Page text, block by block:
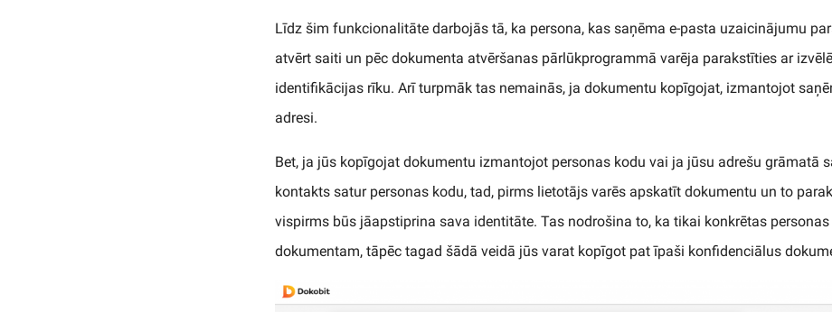
Līdz šim funkcionalitāte darbojās tā, ka persona, kas saņēma e-pasta uzaicinājumu
atvērt saiti un pēc dokumenta atvēršanas pārlūkprogrammā varēja parakstīties ar
identifikācijas rīku. Arī turpmāk tas nemainās, ja dokumentu kopīgojat, izmantojot
adresi.
Bet, ja jūs kopīgojat dokumentu izmantojot personas kodu vai ja jūsu adrešu grāmatā
kontakts satur personas kodu, tad, pirms lietotājs varēs apskatīt dokumentu un to
vispirms būs jāapstiprina sava identitāte. Tas nodrošina to, ka tikai konkrētas
dokumentam, tāpēc tagad šādā veidā jūs varat kopīgot pat īpaši konfidenciālus